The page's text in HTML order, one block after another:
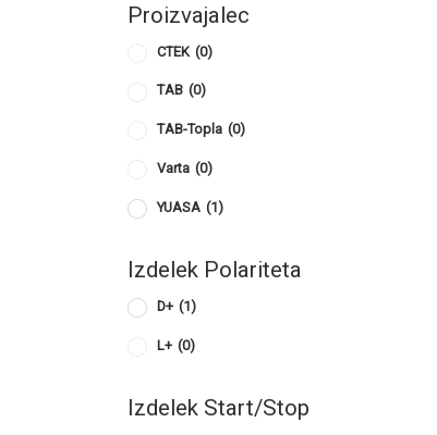
Proizvajalec
CTEK (0)
TAB (0)
TAB-Topla (0)
Varta (0)
YUASA (1)
Izdelek Polariteta
D+ (1)
L+ (0)
Izdelek Start/Stop